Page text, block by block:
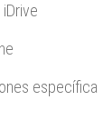
específica